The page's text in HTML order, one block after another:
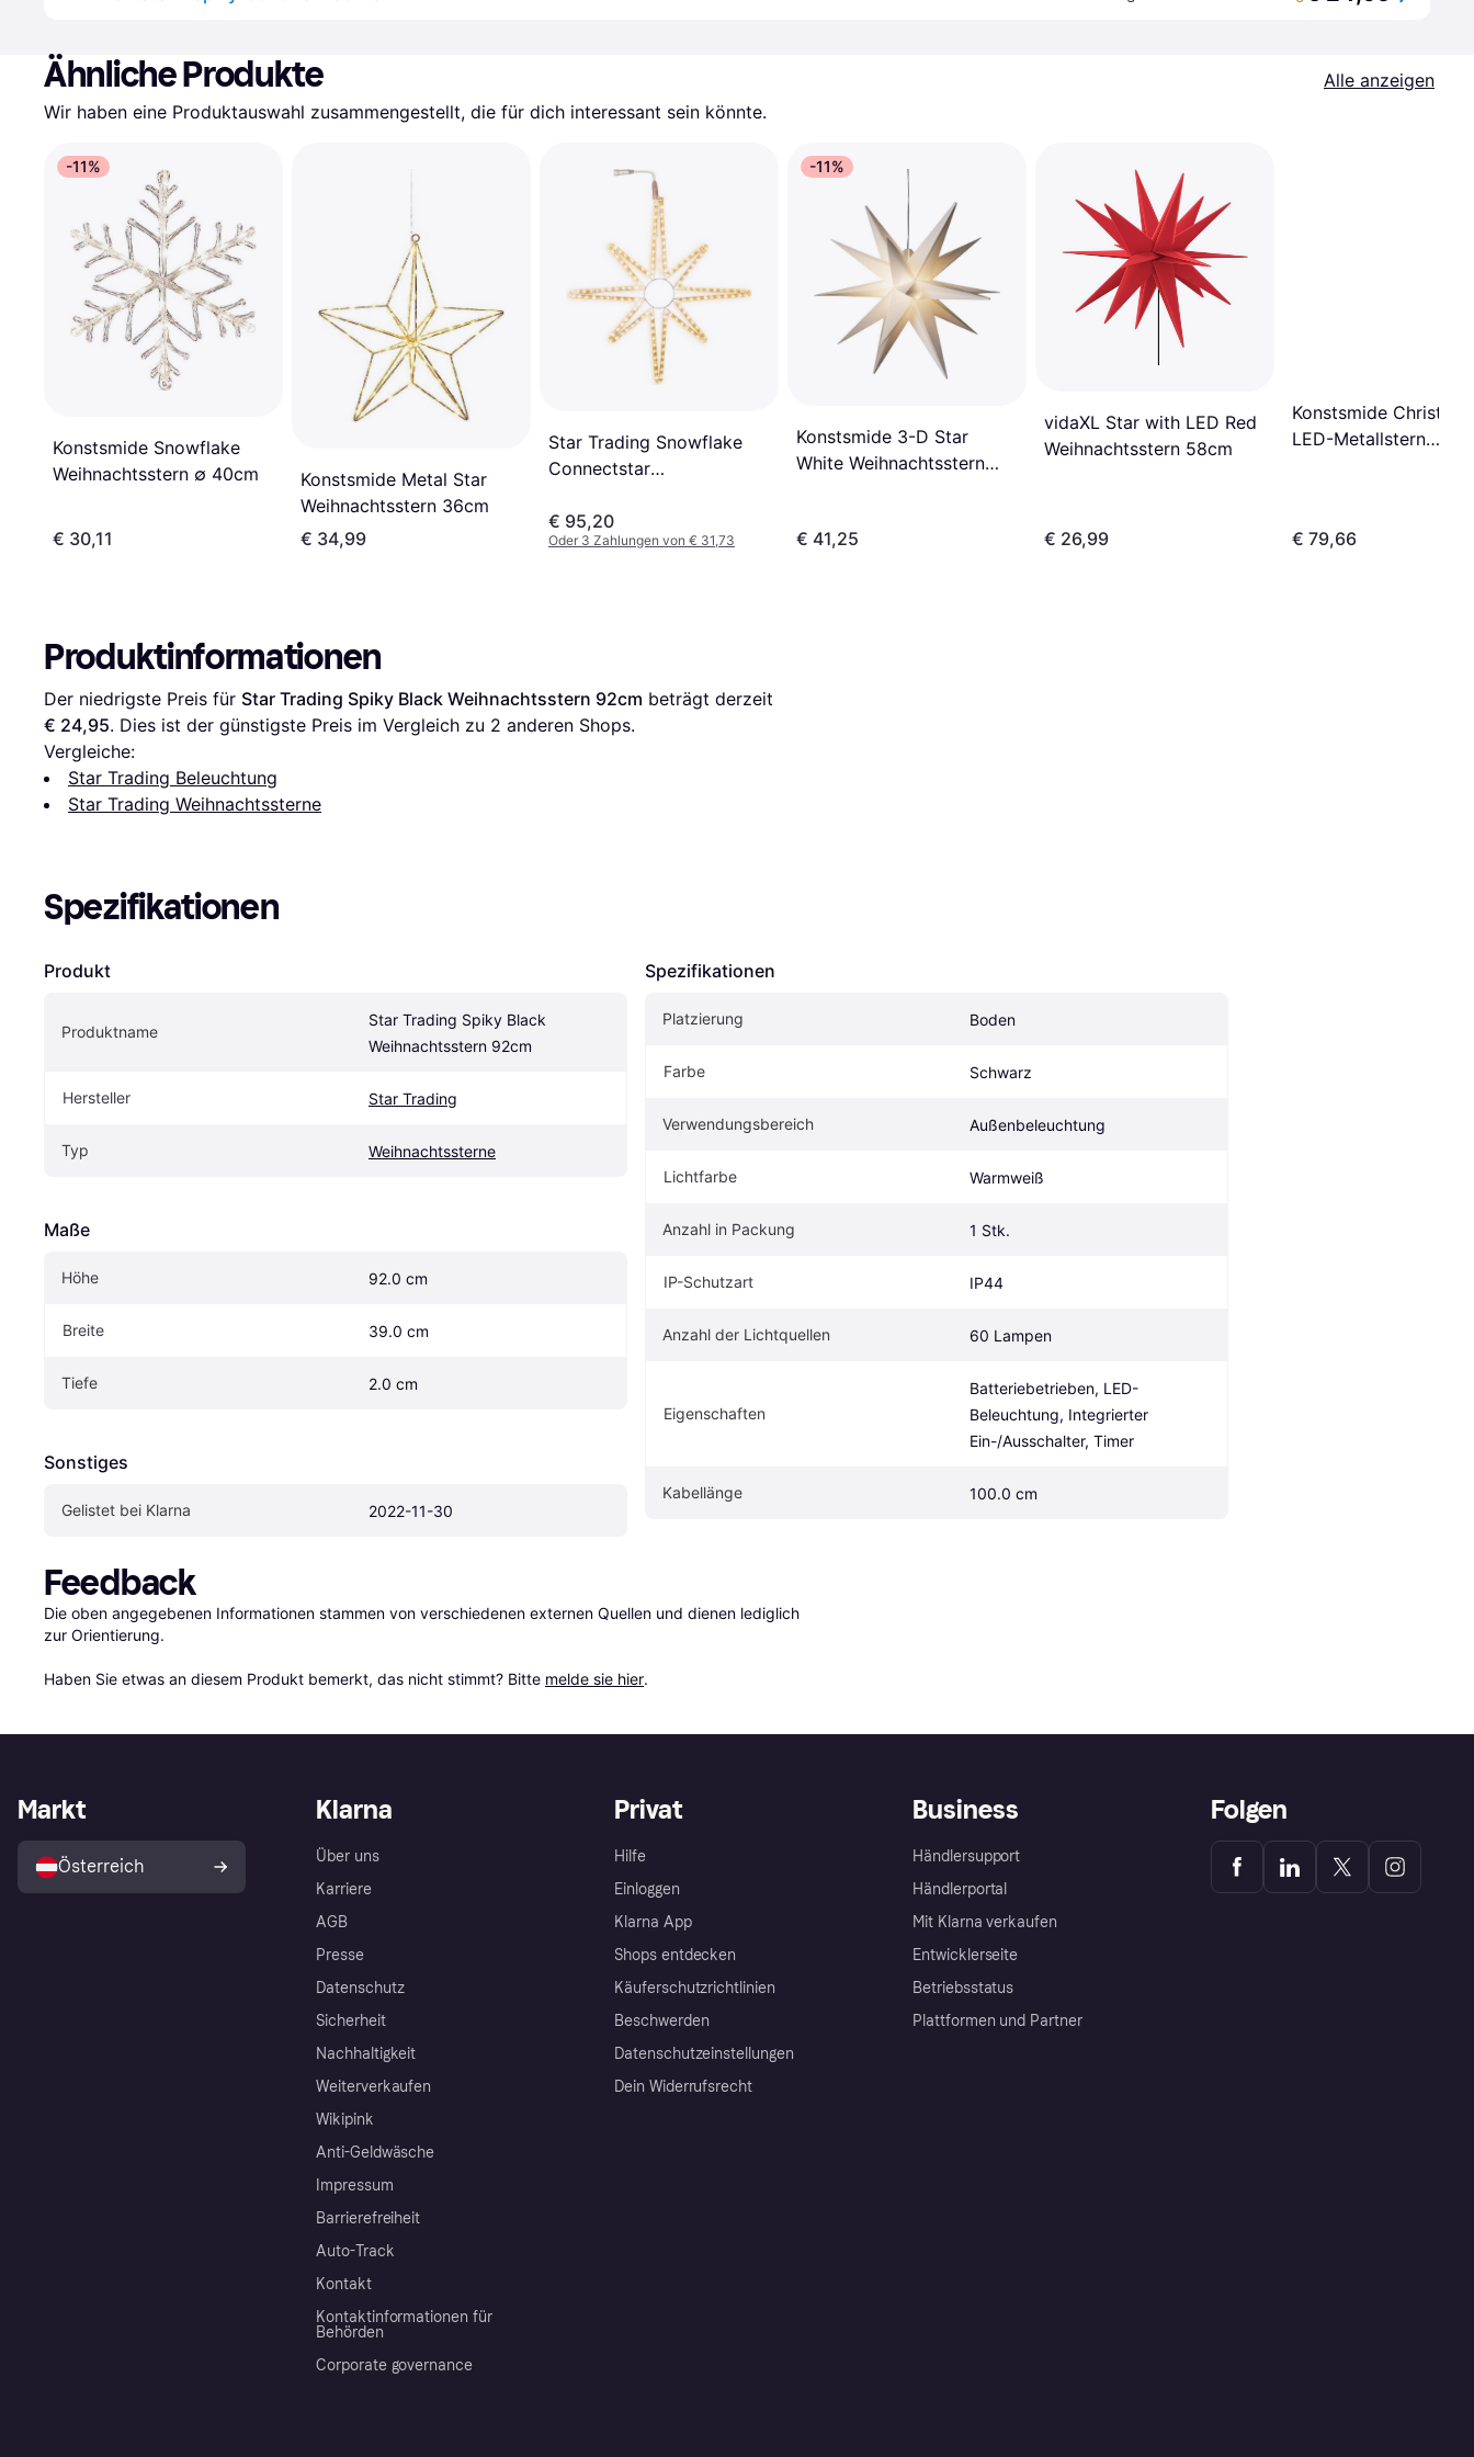
Ähnliche Produkte
Alle anzeigen
Wir haben eine Produktauswahl zusammengestellt, die für dich interessant sein könnte.
-11%
Konstsmide Snowflake
Weihnachtsstern ∅ 40cm
€ 30,11
Konstsmide Metal Star
Weihnachtsstern 36cm
€ 34,99
Star Trading Snowflake
Connectstar
€ 95,20
Oder 3 Zahlungen von € 31,73
-11%
Konstsmide 3-D Star
White Weihnachtsstern
€ 41,25
vidaXL Star with LED Red
Weihnachtsstern 58cm
€ 26,99
Konstsmide
LED-Metallstern
€ 79,66
Produktinformationen
Der niedrigste Preis für Star Trading Spiky Black Weihnachtsstern 92cm
€ 24,95. Dies ist der günstigste Preis im Vergleich zu 2 anderen Shops.
Vergleiche:
Star Trading Beleuchtung
Star Trading Weihnachtssterne
Spezifikationen
Produkt
Produktname
Star Trading Spiky Black
Weihnachtsstern 92cm
Hersteller Star Trading
Typ Weihnachtssterne
Maße
Höhe 92.0 cm
Breite 39.0 cm
Tiefe 2.0 cm
Sonstiges
Gelistet bei Klarna 2022-11-30
Spezifikationen
Platzierung Boden
Farbe Schwarz
Verwendungsbereich Außenbeleuchtung
Lichtfarbe Warmweiß
Anzahl in Packung 1 Stk.
IP-Schutzart IP44
Anzahl der Lichtquellen 60 Lampen
Eigenschaften
Batteriebetrieben, LED-
Beleuchtung, Integrierter
Ein-/Ausschalter, Timer
Kabellänge 100.0 cm
Feedback
Die oben angegebenen Informationen stammen von verschiedenen externen Quellen und dienen lediglich
zur Orientierung.
Haben Sie etwas an diesem Produkt bemerkt, das nicht stimmt? Bitte melde sie hier.
Klarna
Über uns
Karriere
AGB
Presse
Datenschutz
Sicherheit
Nachhaltigkeit
Weiterverkaufen
Wikipink
Anti-Geldwäsche
Impressum
Barrierefreiheit
Auto-Track
Kontakt
Kontaktinformationen für
Behörden
Corporate governance
Privat
Hilfe
Einloggen
Klarna App
Shops entdecken
Käuferschutzrichtlinien
Beschwerden
Datenschutzeinstellungen
Dein Widerrufsrecht
Business
Händlersupport
Händlerportal
Mit Klarna verkaufen
Entwicklerseite
Betriebsstatus
Plattformen und Partner
Markt
Österreich
Folgen